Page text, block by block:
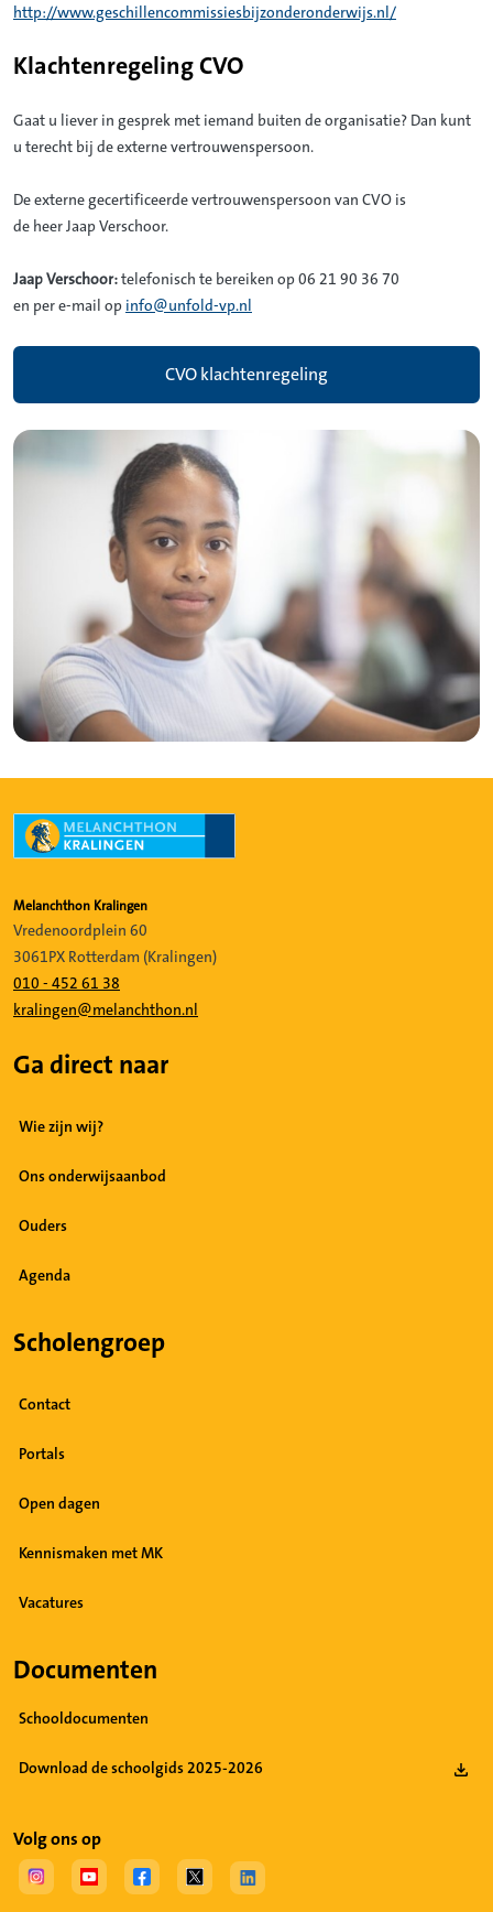
http://www.geschillencommissiesbijzonderonderwijs.nl/
Klachtenregeling CVO
Gaat u liever in gesprek met iemand buiten de organisatie? Dan kunt
u terecht bij de externe vertrouwenspersoon.
De externe gecertificeerde vertrouwenspersoon van CVO is
de heer Jaap Verschoor.
Jaap Verschoor:telefonisch te bereiken op 06 21 90 36 70
en per e-mail op info@unfold-vp.nl
CVO klachtenregeling
Melanchthon Kralingen
Vredenoordplein 60
3061PX Rotterdam (Kralingen)
010 - 452 61 38
kralingen@melanchthon.nl
Ga direct naar
Wie zijn wij?
Ons onderwijsaanbod
Ouders
Agenda
Scholengroep
Contact
Portals
Open dagen
Kennismaken met MK
Vacatures
Documenten
Schooldocumenten
Download de schoolgids 2025-2026
Volg ons op
(Opent in een nieuw tabblad)
(Opent in een nieuw tabblad)
(Opent in een nieuw tabblad)
(Opent in een nieuw tabblad)